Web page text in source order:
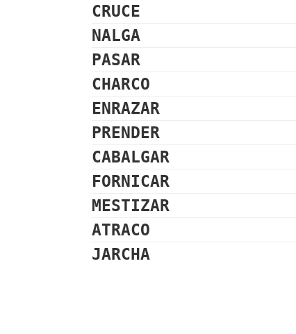
CRUCE
NALGA
PASAR
CHARCO
ENRAZAR
PRENDER
CABALGAR
FORNICAR
MESTIZAR
ATRACO
JARCHA